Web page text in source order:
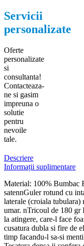
Servicii
personalizate
Oferte
personalizate
si
consultanta!
Contacteaza-
ne si gasim
impreuna o
solutie
pentru
nevoile
tale.
Descriere
Informații suplimentare
Material: 100% Bumbac
satennGuler rotund cu
laterale (croiala tubulara)
umar. nTricoul de 180 gr
la atingere, care-l face
cusatura dubla si fire de
timp facandu-l sa-si